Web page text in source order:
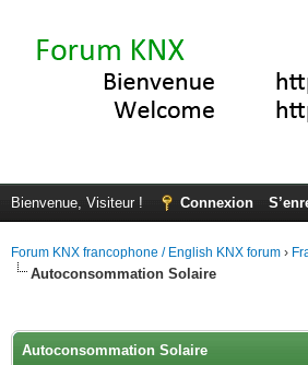
Bienvenue, Visiteur ! Connexion
Forum KNX francophone / English KNX forum ›
Autoconsommation Solaire
Autoconsommation Solaire